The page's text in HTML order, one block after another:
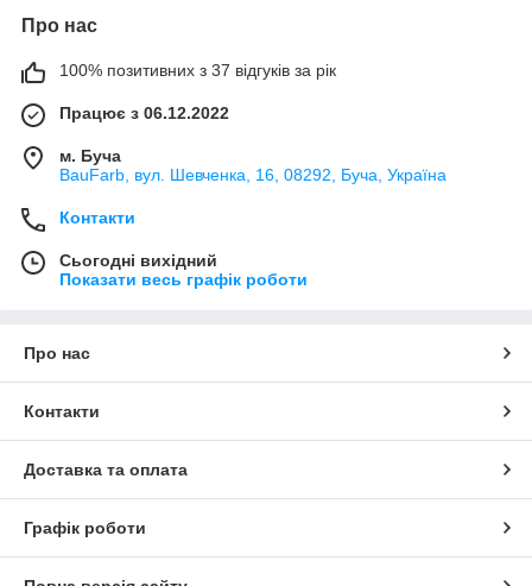
Про нас
100% позитивних з 37 відгуків за рік
Працює з 06.12.2022
м. Буча
BauFarb, вул. Шевченка, 16, 08292, Буча, Україна
Контакти
Сьогодні вихідний
Показати весь графік роботи
Про нас
Контакти
Доставка та оплата
Графік роботи